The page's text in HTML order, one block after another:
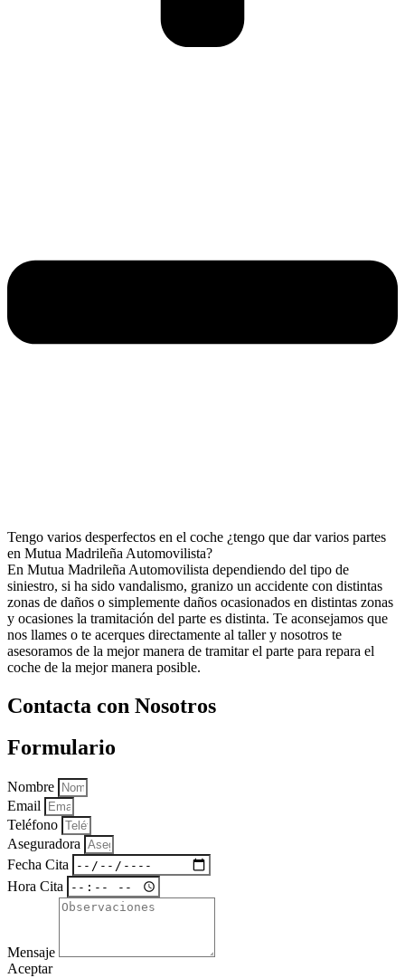
Tengo varios desperfectos en el coche ¿tengo que dar varios partes
en Mutua Madrileña Automovilista?
En Mutua Madrileña Automovilista dependiendo del tipo de
siniestro, si ha sido vandalismo, granizo un accidente con distintas
zonas de daños o simplemente daños ocasionados en distintas zonas
y ocasiones la tramitación del parte es distinta. Te aconsejamos que
nos llames o te acerques directamente al taller y nosotros te
asesoramos de la mejor manera de tramitar el parte para repara el
coche de la mejor manera posible.
Contacta con Nosotros
Formulario
Nombre
Email
Teléfono
Aseguradora
Fecha Cita
Hora Cita
Mensaje
Aceptar